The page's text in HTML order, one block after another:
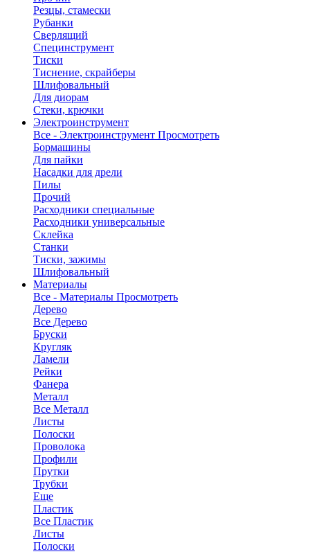
Резцы, стамески
Рубанки
Сверлящий
Специнструмент
Тиски
Тиснение, скрайберы
Шлифовальный
Для диорам
Стеки, крючки
Электроинструмент
Все - Электроинструмент Просмотреть
Бормашины
Для пайки
Насадки для дрели
Пилы
Прочий
Расходники специальные
Расходники универсальные
Склейка
Станки
Тиски, зажимы
Шлифовальный
Материалы
Все - Материалы Просмотреть
Дерево
Все Дерево
Бруски
Кругляк
Ламели
Рейки
Фанера
Металл
Все Металл
Листы
Полоски
Проволока
Профили
Прутки
Трубки
Еще
Пластик
Все Пластик
Листы
Полоски